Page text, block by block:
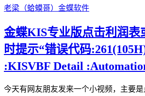
老梁（蛤蟆哥） 金蝶软件
金蝶KIS专业版点击利润表
时提示“错误代码
:KISVBF Detail
今天有网友朋友发来一个小视频，主要